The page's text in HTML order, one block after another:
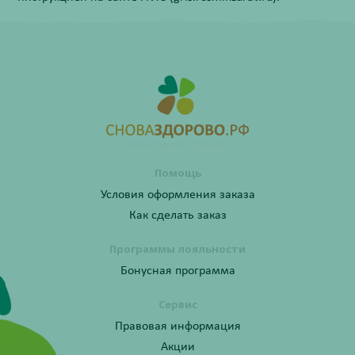
Помощь
Условия оформления заказа
Как сделать заказ
Программы лояльности
Бонусная программа
Сервис
Правовая информация
Акции